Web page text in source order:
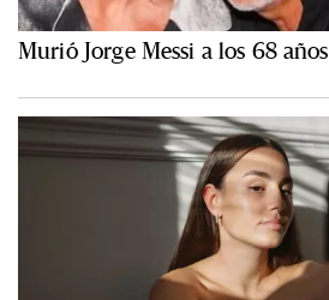
Murió Jorge Messi a los 68 años